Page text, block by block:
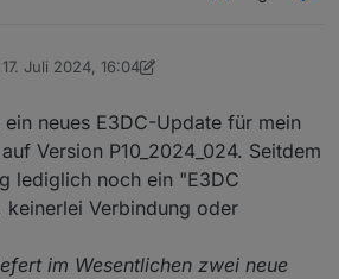
17. Juli 2024, 16:04
von bluebean
neues E3DC-Update für mein
Version P10_2024_024. Seitdem
lediglich noch ein "E3DC
Verbindung oder
im Wesentlichen zwei neue